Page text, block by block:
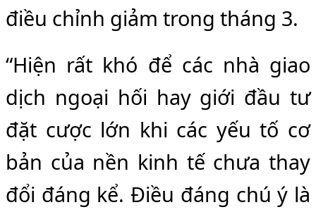
điều chỉnh giảm trong tháng 3.
“Hiện rất khó để các nhà giao
dịch ngoại hối hay giới đầu tư
đặt cược lớn khi các yếu tố cơ
bản của nền kinh tế chưa thay
đổi đáng kể. Điều đáng chú ý là